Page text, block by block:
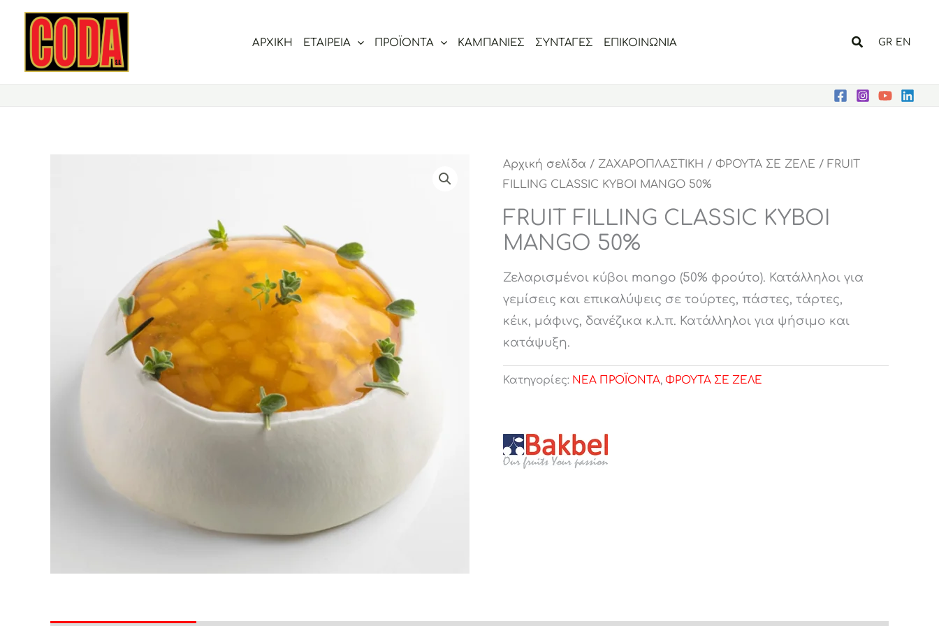
Μετάβαση
περιεχόμενο
ΑΡΧΙΚΗ ΕΤΑΙΡΕΙΑ ΠΡΟΪΟΝΤΑ ΚΑΜΠΑΝΙΕΣ ΣΥΝΤΑΓΕΣ ΕΠΙΚΟΙΝΩΝΙΑ Αναζήτηση
GR EN
Αρχική σελίδα / ΖΑΧΑΡΟΠΛΑΣΤΙΚΗ / ΦΡΟΥΤΑ ΣΕ ΖΕΛΕ / FRUIT
FILLING CLASSIC ΚΥΒΟΙ MANGO 50%
FRUIT FILLING CLASSIC ΚΥΒΟΙ
MANGO 50%
Ζελαρισμένοι κύβοι mango (50% φρούτο). Κατάλληλοι για
γεμίσεις και επικαλύψεις σε τούρτες, πάστες, τάρτες,
κέικ, μάφινς, δανέζικα κ.λ.π. Κατάλληλοι για ψήσιμο και
κατάψυξη.
Κατηγορίες: ΝΕΑ ΠΡΟΪΟΝΤΑ, ΦΡΟΥΤΑ ΣΕ ΖΕΛΕ